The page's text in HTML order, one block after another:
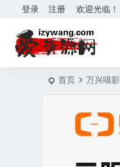
欢迎光临！
登录 注册
首页 万兴喵影